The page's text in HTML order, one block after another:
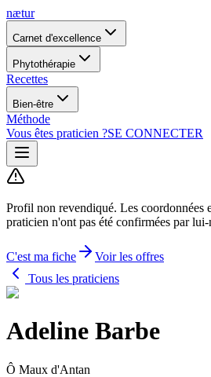
nætur
Carnet d'excellence
Phytothérapie
Recettes
Bien-être
Méthode
Vous êtes praticien ?SE CONNECTER
Profil non revendiqué. Les coordonnées
praticien n'ont pas été confirmées par lui-
C'est ma fiche
Voir les offres
Tous les praticiens
Adeline Barbe
Ô Maux d'Antan